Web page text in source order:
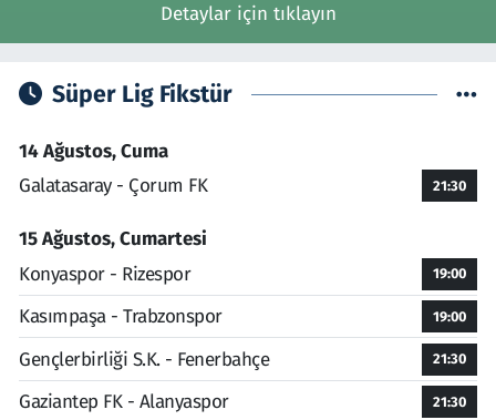
Detaylar için tıklayın
Süper Lig Fikstür
14 Ağustos, Cuma
Galatasaray - Çorum FK
21:30
15 Ağustos, Cumartesi
Konyaspor - Rizespor
19:00
Kasımpaşa - Trabzonspor 19:00
Gençlerbirliği S.K. - Fenerbahçe 21:30
Gaziantep FK - Alanyaspor 21:30